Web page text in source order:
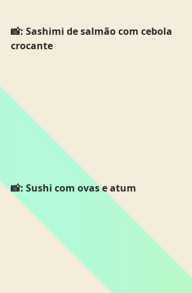
📸: Sashimi de salmão com cebola
crocante
📸: Sushi com ovas e atum